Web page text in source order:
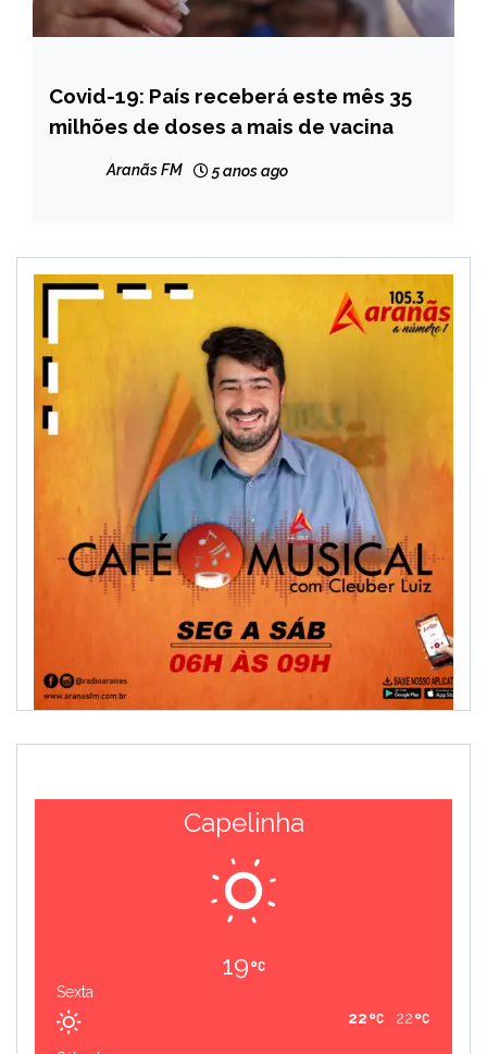
BRASIL
NOTÍCIAS
Covid-19: País receberá este mês 35
milhões de doses a mais de vacina
Aranãs FM 5 anos ago
Capelinha
19
Sexta
22
22